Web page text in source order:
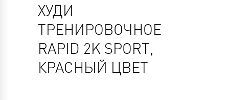
ХУДИ
ТРЕНИРОВОЧНОЕ
RAPID 2K SPORT,
КРАСНЫЙ ЦВЕТ